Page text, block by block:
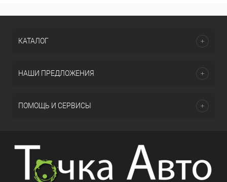
КАТАЛОГ
НАШИ ПРЕДЛОЖЕНИЯ
ПОМОЩЬ И СЕРВИСЫ